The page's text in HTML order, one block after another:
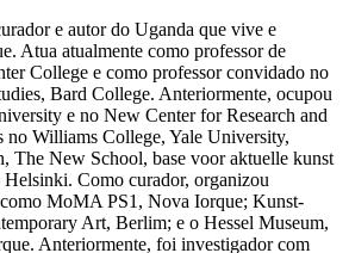
e autor do Uganda que vive e
Atua atualmente como professor de
College e como professor convidado no
Bard College. Anteriormente, ocupou
e no New Center for Research and
no Williams College, Yale University,
The New School, base voor aktuelle kunst
Como curador, organizou
como MoMA PS1, Nova Iorque; Kunst-
Art, Berlim; e o Hessel Museum,
Anteriormente, foi investigador com